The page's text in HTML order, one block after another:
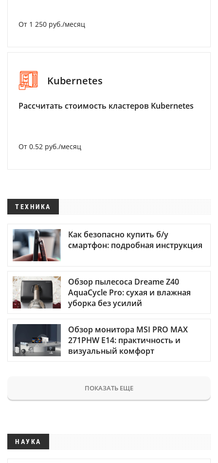
От 1 250 руб./месяц
Kubernetes
Рассчитать стоимость кластеров Kubernetes
От 0.52 руб./месяц
ТЕХНИКА
Как безопасно купить б/у
смартфон: подробная инструкция
Обзор пылесоса Dreame Z40
AquaCycle Pro: сухая и влажная
уборка без усилий
Обзор монитора MSI PRO MAX
271PHW E14: практичность и
визуальный комфорт
ПОКАЗАТЬ ЕЩЕ
НАУКА